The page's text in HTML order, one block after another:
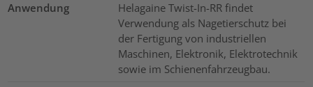
Anwendung
Helagaine Twist-In-RR findet
Verwendung als Nagetierschutz bei
der Fertigung von industriellen
Maschinen, Elektronik, Elektrotechnik
sowie im Schienenfahrzeugbau.